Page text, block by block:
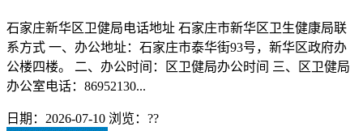
石家庄新华区卫健局电话地址 石家庄市新华区卫生健康局联
系方式 一、办公地址：石家庄市泰华街93号，新华区政府办
公楼四楼。 二、办公时间：区卫健局办公时间 三、区卫健局
办公室电话：86952130...
日期：2026-07-10 浏览： ??